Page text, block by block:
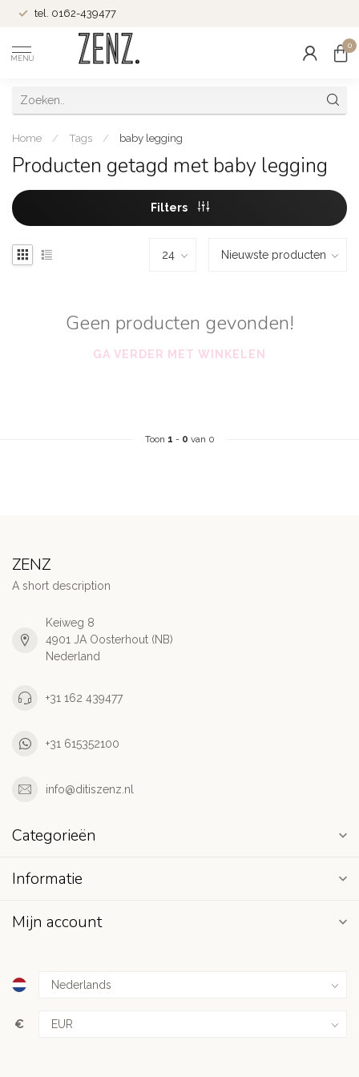
tel. 0162-439477
MENU
0
Home / Tags / baby legging
Producten getagd met baby legging
Filters
Geen producten gevonden!
GA VERDER MET WINKELEN
Toon 1 - 0 van 0
ZENZ
A short description
Keiweg 8
4901 JA Oosterhout (NB)
Nederland
+31 162 439477
+31 615352100
info@ditiszenz.nl
Categorieën
Informatie
Mijn account
€